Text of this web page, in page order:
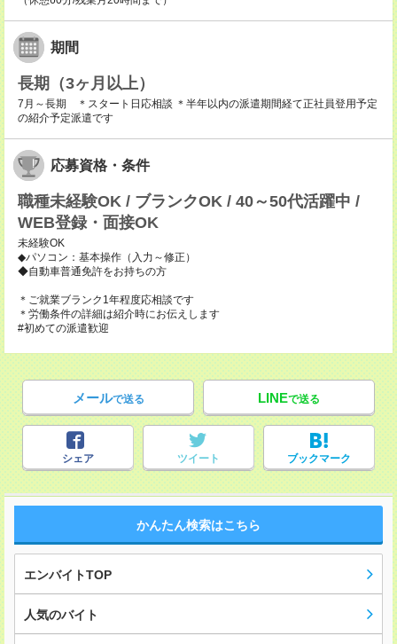
期間
長期（3ヶ月以上）
7月～長期 ＊スタート日応相談 ＊半年以内の派遣期間経て正社員登用予定
の紹介予定派遣です
応募資格・条件
職種未経験OK / ブランクOK / 40～50代活躍中 /
WEB登録・面接OK
未経験OK
◆パソコン：基本操作（入力～修正）
◆自動車普通免許をお持ちの方
＊ご就業ブランク1年程度応相談です
＊労働条件の詳細は紹介時にお伝えします
#初めての派遣歓迎
メールで送る LINEで送る
シェア ツイート ブックマーク
かんたん検索はこちら
エンバイトTOP
人気のバイト